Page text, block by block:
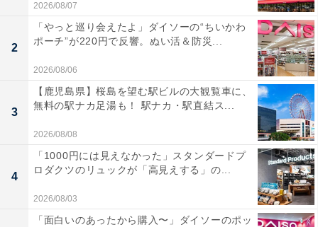
2026/08/07
2
「やっと巡り会えたよ」ダイソーの“ちいかわ
ポーチ”が220円で反響。ぬい活＆防災...
2026/08/06
3
【鹿児島県】桜島を望む駅ビルの大観覧車に、
無料の駅ナカ足湯も！ 駅ナカ・駅直結ス...
2026/08/08
4
「1000円には見えなかった」スタンダードプ
ロダクツのリュックが「高見えする」の...
2026/08/03
「面白いのあったから購入〜」ダイソーのポッ